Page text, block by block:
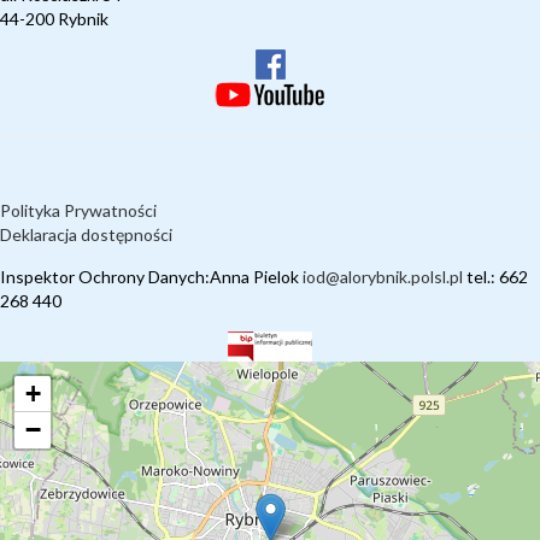
44-200 Rybnik
Polityka Prywatności
Deklaracja dostępności
Inspektor Ochrony Danych:Anna Pielokiod@alorybnik.polsl.pl tel.: 662
268 440
+
−